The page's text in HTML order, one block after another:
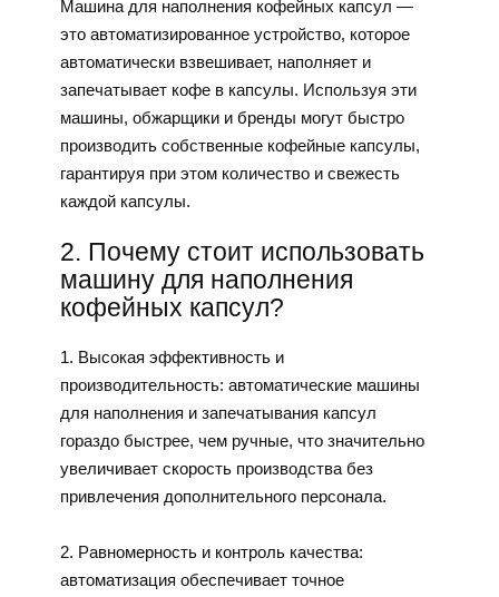
Машина для наполнения кофейных капсул —
это автоматизированное устройство, которое
автоматически взвешивает, наполняет и
запечатывает кофе в капсулы. Используя эти
машины, обжарщики и бренды могут быстро
производить собственные кофейные капсулы,
гарантируя при этом количество и свежесть
каждой капсулы.
2. Почему стоит использовать
машину для наполнения
кофейных капсул?
1. Высокая эффективность и
производительность: автоматические машины
для наполнения и запечатывания капсул
гораздо быстрее, чем ручные, что значительно
увеличивает скорость производства без
привлечения дополнительного персонала.
2. Равномерность и контроль качества:
автоматизация обеспечивает точное